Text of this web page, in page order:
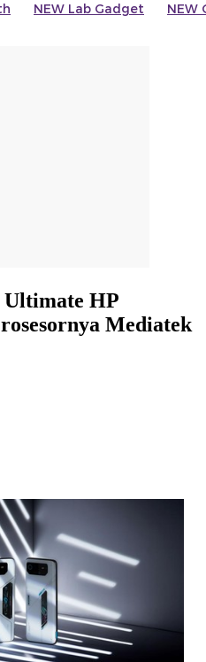
NEW Lab Gadget NEW
Ultimate HP
Mediatek